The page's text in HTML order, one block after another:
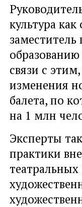
культура
связи с
изменения
балета, по
на 1 млн
Эксперты
практики